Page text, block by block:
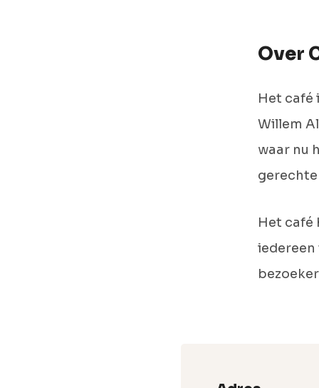
Over
Het café
Willem
waar nu
Het café